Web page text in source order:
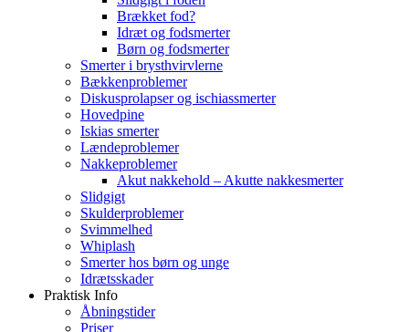
Brækket fod?
Idræt og fodsmerter
Børn og fodsmerter
Smerter i brysthvirvlerne
Bækkenproblemer
Diskusprolapser og ischiassmerter
Hovedpine
Iskias smerter
Lændeproblemer
Nakkeproblemer
Akut nakkehold – Akutte nakkesmerter
Slidgigt
Skulderproblemer
Svimmelhed
Whiplash
Smerter hos børn og unge
Idrætsskader
Praktisk Info
Åbningstider
Priser